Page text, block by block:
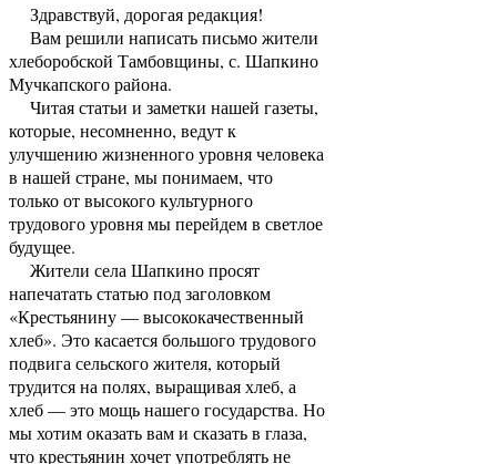
Здравствуй, дорогая редакция!
Вам решили написать письмо жители
хлеборобской Тамбовщины, с. Шапкино
Мучкапского района.
Читая статьи и заметки нашей газеты,
которые, несомненно, ведут к
улучшению жизненного уровня человека
в нашей стране, мы понимаем, что
только от высокого культурного
трудового уровня мы перейдем в светлое
будущее.
Жители села Шапкино просят
напечатать статью под заголовком
«Крестьянину — высококачественный
хлеб». Это касается большого трудового
подвига сельского жителя, который
трудится на полях, выращивая хлеб, а
хлеб — это мощь нашего государства. Но
мы хотим оказать вам и сказать в глаза,
что крестьянин хочет употреблять не